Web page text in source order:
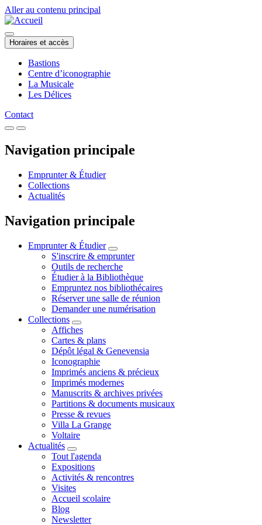
Aller au contenu principal
Horaires et accès
Bastions
Centre d’iconographie
La Musicale
Les Délices
Contact
Navigation principale
Emprunter & Étudier
Collections
Actualités
Navigation principale
Emprunter & Étudier
S'inscrire & emprunter
Outils de recherche
Étudier à la Bibliothèque
Empruntez nos bibliothécaires
Réserver une salle de réunion
Demander une numérisation
Collections
Affiches
Cartes & plans
Dépôt légal & Genevensia
Iconographie
Imprimés anciens & précieux
Imprimés modernes
Manuscrits & archives privées
Partitions & documents musicaux
Presse & revues
Villa La Grange
Voltaire
Actualités
Tout l'agenda
Expositions
Activités & rencontres
Visites
Accueil scolaire
Blog
Newsletter